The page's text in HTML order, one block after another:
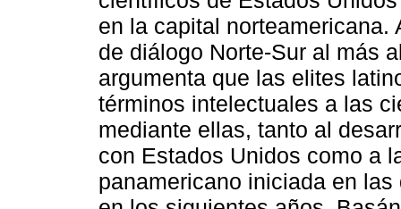
en la capital norteamericana.
de diálogo Norte-Sur al más
argumenta que las elites
términos intelectuales a las
mediante ellas, tanto al
con Estados Unidos como a
panamericano iniciada en